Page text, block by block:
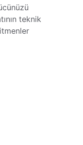
teknik